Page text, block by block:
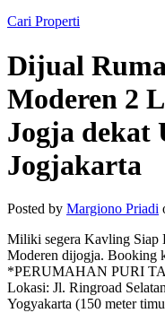
Cari Properti
Dijual
Moderen 2
Jogja dekat
Jogjakarta
Posted by Margiono Priadi
Miliki segera Kavling Siap
Moderen dijogja. Booking
*PERUMAHAN PURI
Lokasi: Jl. Ringroad
Yogyakarta (150 meter